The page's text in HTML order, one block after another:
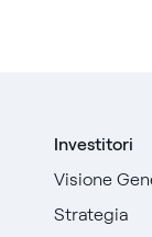
Investitori
Visione
Strategia